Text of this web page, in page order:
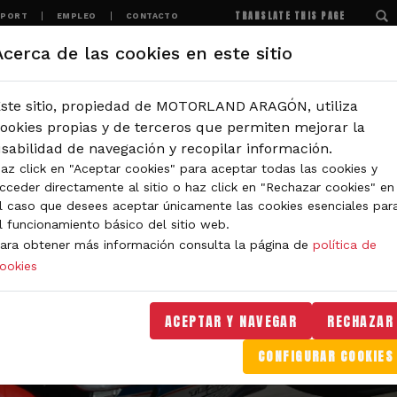
EMPLEO CONTACTO TRANSLATE THIS PAGE
de las cookies en este sitio
sitio, propiedad de MOTORLAND ARAGÓN, utiliza
propias y de terceros que permiten mejorar la
de navegación y recopilar información.
click en "Aceptar cookies" para aceptar todas las cookies y
directamente al sitio o haz click en "Rechazar cookies" en
caso que desees aceptar únicamente las cookies esenciales
funcionamiento básico del sitio web.
obtener más información consulta la página de política de
ACEPTAR Y NAVEGAR RECHAZAR
CONFIGURAR COOKIES